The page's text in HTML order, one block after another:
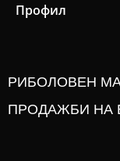
Профил
РИБОЛОВЕН
ПРОДАЖБИ НА